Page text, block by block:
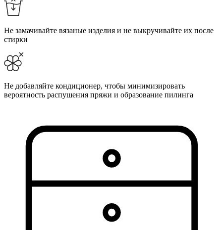
Не замачивайте вязаные изделия и не выкручивайте их после
стирки
Не добавляйте кондиционер, чтобы минимизировать
вероятность распушения пряжи и образование пилинга